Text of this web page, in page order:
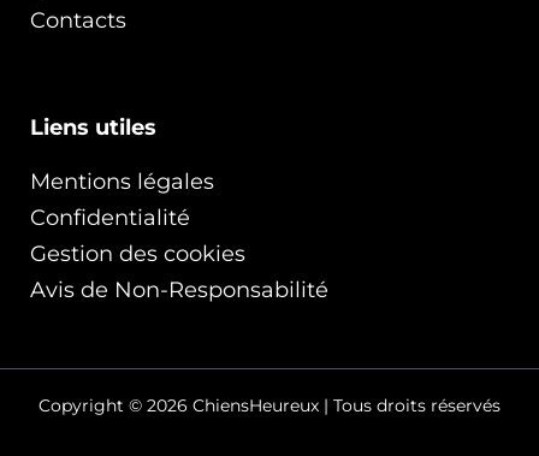
Contacts
Liens utiles
Mentions légales
Confidentialité
Gestion des cookies
Avis de Non-Responsabilité
Copyright © 2026 ChiensHeureux | Tous droits réservés